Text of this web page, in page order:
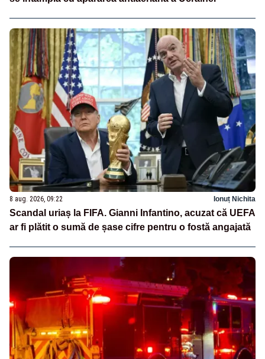
8 aug. 2026, 09:22 Ionuț Nichita
Scandal uriaș la FIFA. Gianni Infantino, acuzat că UEFA
ar fi plătit o sumă de șase cifre pentru o fostă angajată